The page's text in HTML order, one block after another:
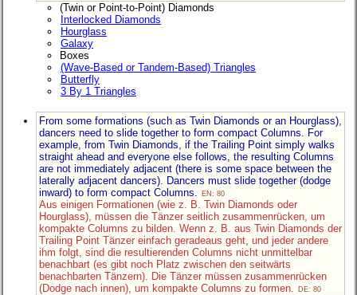
(Twin or Point-to-Point) Diamonds
Interlocked Diamonds
Hourglass
Galaxy
Boxes
(Wave-Based or Tandem-Based) Triangles
Butterfly
3 By 1 Triangles
From some formations (such as Twin Diamonds or an Hourglass),
dancers need to slide together to form compact Columns. For
example, from Twin Diamonds, if the Trailing Point simply walks
straight ahead and everyone else follows, the resulting Columns
are not immediately adjacent (there is some space between the
laterally adjacent dancers). Dancers must slide together (dodge
inward) to form compact Columns.
EN: 80
Aus einigen Formationen (wie z. B. Twin Diamonds oder
Hourglass), müssen die Tänzer seitlich zusammenrücken, um
kompakte Columns zu bilden. Wenn z. B. aus Twin Diamonds der
Trailing Point Tänzer einfach geradeaus geht, und jeder andere
ihm folgt, sind die resultierenden Columns nicht unmittelbar
benachbart (es gibt noch Platz zwischen den seitwärts
benachbarten Tänzern). Die Tänzer müssen zusammenrücken
(Dodge nach innen), um kompakte Columns zu formen.
DE: 80